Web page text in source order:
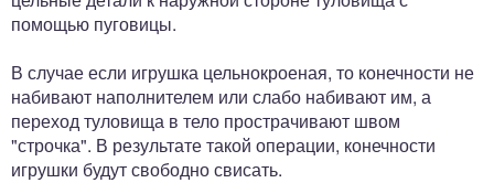
помощью пуговицы.
В случае если игрушка цельнокроеная, то конечности не
набивают наполнителем или слабо набивают им, а
переход туловища в тело прострачивают швом
"строчка". В результате такой операции, конечности
игрушки будут свободно свисать.